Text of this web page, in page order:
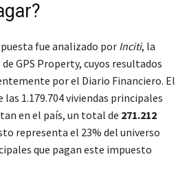
fue analizado por Inciti, la
GPS Property, cuyos resultados
por el Diario Financiero. El
1.179.704 viviendas principales
en el país, un total de 271.212
representa el 23% del universo
que pagan este impuesto